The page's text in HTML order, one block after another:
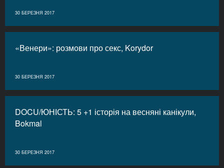
30 БЕРЕЗНЯ 2017
«Венери»: розмови про секс, Korydor
30 БЕРЕЗНЯ 2017
DOCU/ЮНІСТЬ: 5 +1 історія на весняні канікули,
Bokmal
30 БЕРЕЗНЯ 2017